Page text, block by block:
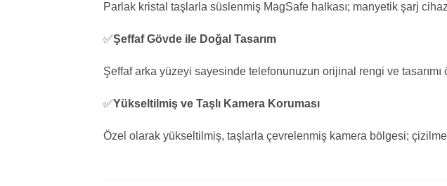
Parlak kristal taşlarla süslenmiş MagSafe halkası; manyetik şarj
✅Şeffaf Gövde ile Doğal Tasarım
Şeffaf arka yüzeyi sayesinde telefonunuzun orijinal rengi ve tasarımı
✅Yükseltilmiş ve Taşlı Kamera Koruması
Özel olarak yükseltilmiş, taşlarla çevrelenmiş kamera bölgesi;